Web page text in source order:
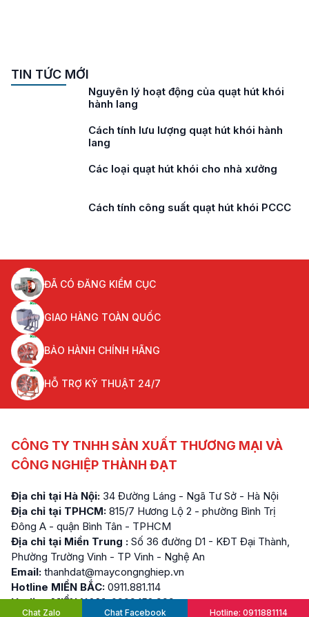
TIN TỨC MỚI
Nguyên lý hoạt động của quạt hút khói
hành lang
Cách tính lưu lượng quạt hút khói hành
lang
Các loại quạt hút khói cho nhà xưởng
Cách tính công suất quạt hút khói PCCC
ĐÃ CÓ ĐĂNG KIỂM CỤC
GIAO HÀNG TOÀN QUỐC
BẢO HÀNH CHÍNH HÃNG
HỖ TRỢ KỸ THUẬT 24/7
CÔNG TY TNHH SẢN XUẤT THƯƠNG MẠI VÀ
CÔNG NGHIỆP THÀNH ĐẠT
Địa chỉ tại Hà Nội: 34 Đường Láng - Ngã Tư Sở - Hà Nội
Địa chỉ tại TPHCM: 815/7 Hương Lộ 2 - phường Bình Trị
Đông A - quận Bình Tân - TPHCM
Địa chỉ tại Miền Trung : Số 36 đường D1 - KĐT Đại Thành,
Phường Trường Vinh - TP Vinh - Nghệ An
Email: thanhdat@maycongnghiep.vn
Hotline MIỀN BẮC: 0911.881.114
Hotline MIỀN NAM: 0909.152.999
Chat Zalo Chat Facebook Hotline: 0911881114